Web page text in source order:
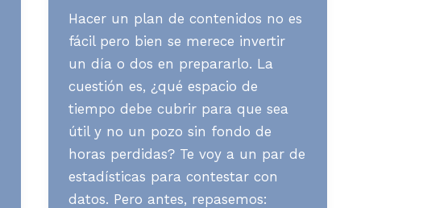
Hacer un plan de contenidos no es
fácil pero bien se merece invertir
un día o dos en prepararlo. La
cuestión es, ¿qué espacio de
tiempo debe cubrir para que sea
útil y no un pozo sin fondo de
horas perdidas? Te voy a un par de
estadísticas para contestar con
datos. Pero antes, repasemos: